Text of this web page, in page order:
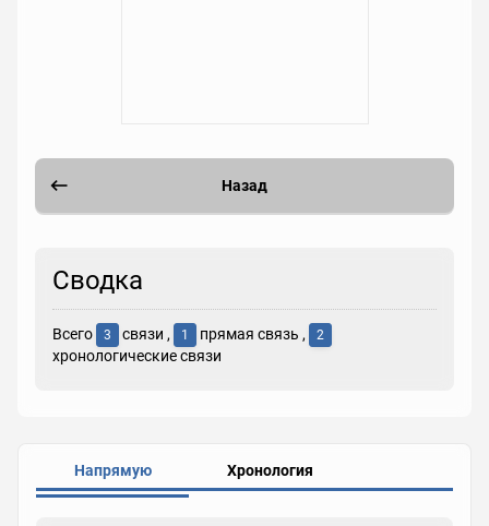
Назад
Сводка
Всего 3 связи , 1 прямая связь , 2
хронологические связи
Напрямую Хронология